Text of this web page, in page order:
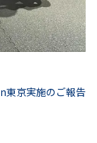
東京実施のご報告